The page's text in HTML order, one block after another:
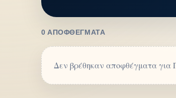
0 ΑΠΟΦΘΈΓΜΑΤΑ
Δεν βρέθηκαν αποφθέγματα για